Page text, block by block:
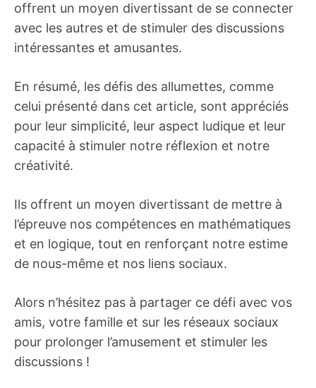
offrent un moyen divertissant de se connecter
avec les autres et de stimuler des discussions
intéressantes et amusantes.
En résumé, les défis des allumettes, comme
celui présenté dans cet article, sont appréciés
pour leur simplicité, leur aspect ludique et leur
capacité à stimuler notre réflexion et notre
créativité.
Ils offrent un moyen divertissant de mettre à
l’épreuve nos compétences en mathématiques
et en logique, tout en renforçant notre estime
de nous-même et nos liens sociaux.
Alors n’hésitez pas à partager ce défi avec vos
amis, votre famille et sur les réseaux sociaux
pour prolonger l’amusement et stimuler les
discussions !